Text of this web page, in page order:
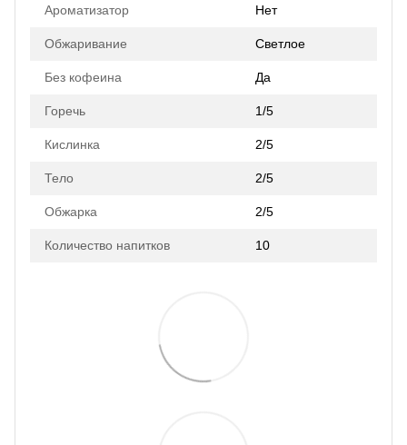
Ароматизатор Нет
Обжаривание Светлое
Без кофеина Да
Горечь 1/5
Кислинка 2/5
Тело 2/5
Обжарка 2/5
Количество напитков 10